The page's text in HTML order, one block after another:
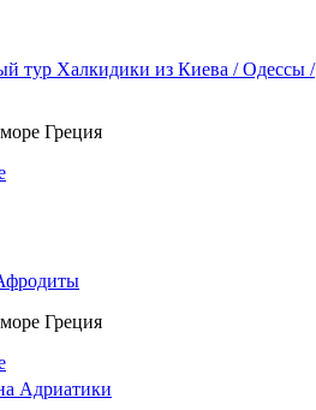
тур Халкидики из Киева / Одессы /
Греция
Греция
Адриатики